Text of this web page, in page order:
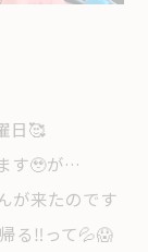
日🥰
す🥹が…
が来たのです
る‼️って💦😱